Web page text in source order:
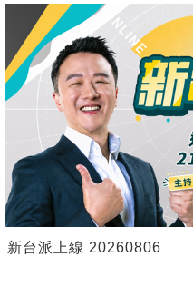
新台派上線 20260806